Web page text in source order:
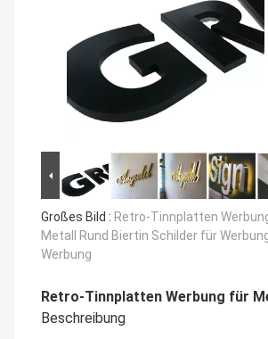
Großes Bild : Retro-Tinnplatten
Metall Rund Biertin Schilder für
Werbung
Retro-Tinnplatten Werbung für
Beschreibung